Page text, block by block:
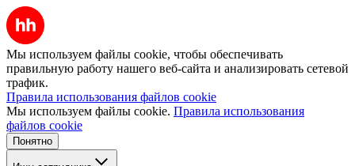
Мы используем файлы cookie, чтобы обеспечивать
правильную работу нашего веб-сайта и анализировать сетевой
трафик.
Правила использования файлов cookie
Мы используем файлы cookie. Правила использования
файлов cookie
Понятно